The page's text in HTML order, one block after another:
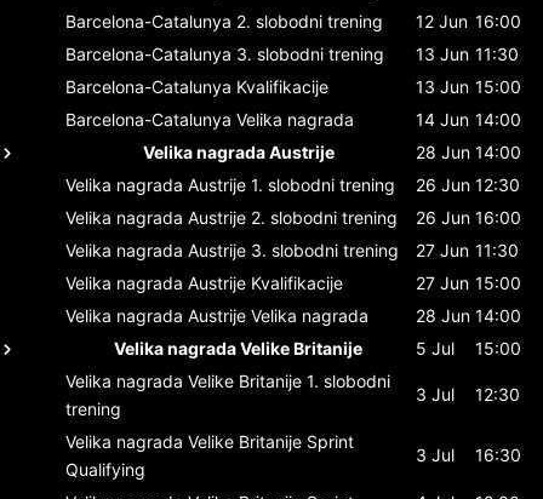
Barcelona-Catalunya 2. slobodni trening 12 Jun 16:00
Barcelona-Catalunya 3. slobodni trening 13 Jun 11:30
Barcelona-Catalunya Kvalifikacije 13 Jun 15:00
Barcelona-Catalunya Velika nagrada 14 Jun 14:00
Velika nagrada Austrije
28 Jun 14:00
Velika nagrada Austrije 1. slobodni trening 26 Jun 12:30
Velika nagrada Austrije 2. slobodni trening 26 Jun 16:00
Velika nagrada Austrije 3. slobodni trening 27 Jun 11:30
Velika nagrada Austrije Kvalifikacije 27 Jun 15:00
Velika nagrada Austrije Velika nagrada 28 Jun 14:00
Velika nagrada Velike Britanije
5 Jul
15:00
Velika nagrada Velike Britanije 1. slobodni
trening
3 Jul 12:30
Velika nagrada Velike Britanije Sprint
Qualifying
3 Jul 16:30